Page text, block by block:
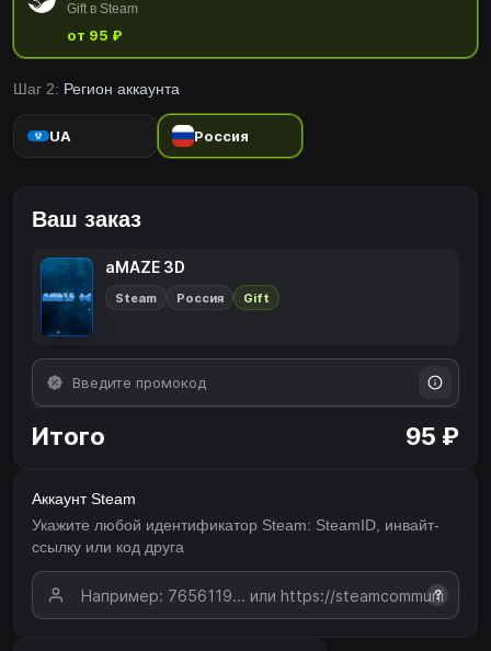
Gift в Steam
от 95 ₽
Шаг 2: Регион аккаунта
UA Россия
Ваш заказ
aMAZE 3D
Steam Россия Gift
Итого 95 ₽
Аккаунт Steam
Укажите любой идентификатор Steam: SteamID, инвайт-
ссылку или код друга
?